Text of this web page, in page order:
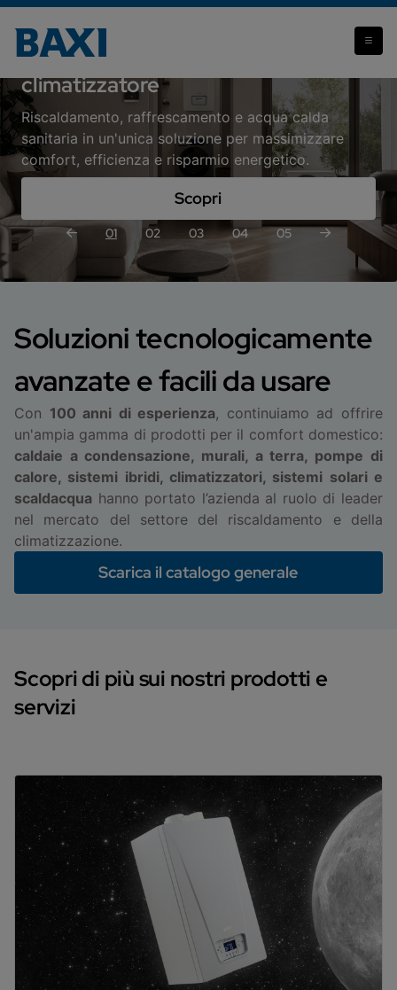
Artemis: il primo sistema ibrido con
climatizzatore
Riscaldamento, raffrescamento e acqua calda
sanitaria in un'unica soluzione per massimizzare
comfort, efficienza e risparmio energetico.
Scopri
01 02 03 04 05
Soluzioni tecnologicamente
avanzate e facili da usare
Con 100 anni di esperienza, continuiamo ad offrire
un'ampia gamma di prodotti per il comfort domestico:
caldaie a condensazione, murali, a terra, pompe di
calore, sistemi ibridi, climatizzatori, sistemi solari e
scaldacqua hanno portato l’azienda al ruolo di leader
nel mercato del settore del riscaldamento e della
climatizzazione.
Scarica il catalogo generale
Scopri di più sui nostri prodotti e
servizi